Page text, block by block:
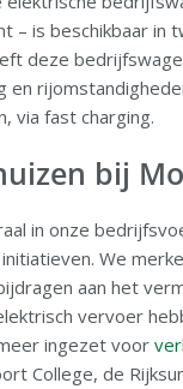
– is beschikbaar
deze
en
via fast charging.
bij
in onze
We
aan het
vervoer
ingezet voor
College, de